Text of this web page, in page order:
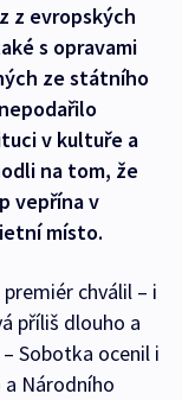
z evropských
s opravami
ze státního
v kultuře a
na tom, že
vepřína v
místo.
chválil – i
příliš dlouho a
Sobotka ocenil i
Národního